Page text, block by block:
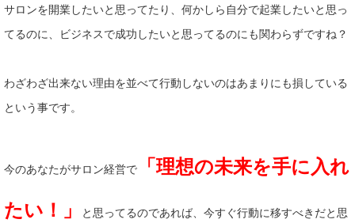
サロンを開業したいと思ってたり、何かしら自分で起業したいと思っ
てるのに、ビジネスで成功したいと思ってるのにも関わらずですね？
わざわざ出来ない理由を並べて行動しないのはあまりにも損している
という事です。
今のあなたがサロン経営で
「理想の未来を手に入れ
たい！」
と思ってるのであれば、今すぐ行動に移すべきだと思